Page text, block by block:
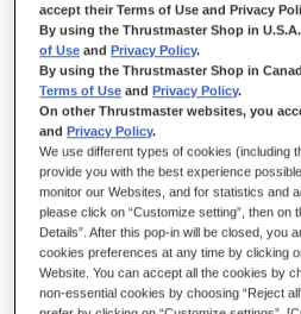
AÑADIR AL CARRITO
Lista de deseos
Sea el primero en dejar una reseña para
Detalles
Módulo que te permite tener el
accept their Terms of Use and Privacy
By using the Thrustmaster Shop in
of Use and Privacy Policy.
By using the Thrustmaster Shop in
Terms of Use and Privacy Policy.
On other Thrustmaster websites, you
and Privacy Policy.
We use different types of cookies (including
provide you with the best experience
monitor our Websites, and for statistics and
please click on “Customize setting”, then on
Details”. After this pop-in will be closed, you
cookies preferences at any time by clicking
Website. You can accept all the cookies by
non-essential cookies by choosing “Reject